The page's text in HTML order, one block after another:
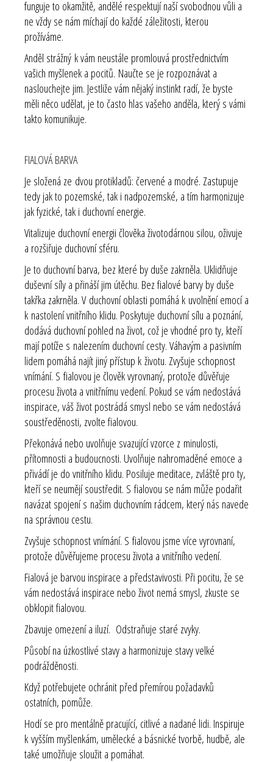
funguje to okamžitě, andělé respektují naší svobodnou vůli a
ne vždy se nám míchají do každé záležitosti, kterou
prožíváme.
Anděl strážný k vám neustále promlouvá prostřednictvím
vašich myšlenek a pocitů. Naučte se je rozpoznávat a
naslouchejte jim. Jestliže vám nějaký instinkt radí, že byste
měli něco udělat, je to často hlas vašeho anděla, který s vámi
takto komunikuje.
FIALOVÁ BARVA
Je složená ze dvou protikladů: červené a modré. Zastupuje
tedy jak to pozemské, tak i nadpozemské, a tím harmonizuje
jak fyzické, tak i duchovní energie.
Vitalizuje duchovní energii člověka životodárnou silou, oživuje
a rozšiřuje duchovní sféru.
Je to duchovní barva, bez které by duše zakrněla. Uklidňuje
duševní síly a přináší jim útěchu. Bez fialové barvy by duše
takřka zakrněla. V duchovní oblasti pomáhá k uvolnění emocí a
k nastolení vnitřního klidu. Poskytuje duchovní sílu a poznání,
dodává duchovní pohled na život, což je vhodné pro ty, kteří
mají potíže s nalezením duchovní cesty. Váhavým a pasivním
lidem pomáhá najít jiný přístup k životu. Zvyšuje schopnost
vnímání. S fialovou je člověk vyrovnaný, protože důvěřuje
procesu života a vnitřnímu vedení. Pokud se vám nedostává
inspirace, váš život postrádá smysl nebo se vám nedostává
soustředěnosti, zvolte fialovou.
Překonává nebo uvolňuje svazující vzorce z minulosti,
přítomnosti a budoucnosti. Uvolňuje nahromaděné emoce a
přivádí je do vnitřního klidu. Posiluje meditace, zvláště pro ty,
kteří se neumějí soustředit. S fialovou se nám může podařit
navázat spojení s našim duchovním rádcem, který nás navede
na správnou cestu.
Zvyšuje schopnost vnímání. S fialovou jsme více vyrovnaní,
protože důvěřujeme procesu života a vnitřního vedení.
Fialová je barvou inspirace a představivosti. Při pocitu, že se
vám nedostává inspirace nebo život nemá smysl, zkuste se
obklopit fialovou.
Zbavuje omezení a iluzí. Odstraňuje staré zvyky.
Působí na úzkostlivé stavy a harmonizuje stavy velké
podrážděnosti.
Když potřebujete ochránit před přemírou požadavků
ostatních, pomůže.
Hodí se pro mentálně pracující, citlivé a nadané lidi. Inspiruje
k vyšším myšlenkám, umělecké a básnické tvorbě, hudbě, ale
také umožňuje sloužit a pomáhat.